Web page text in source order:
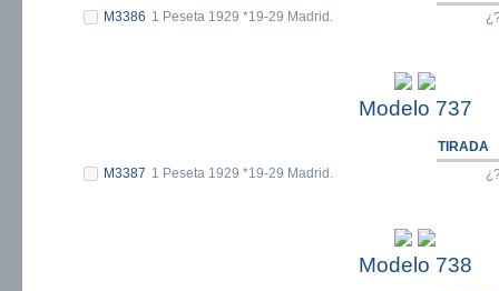
M3386 1 Peseta 1929 *19-29 Madrid.
Modelo 737
TIRADA
M3387 1 Peseta 1929 *19-29 Madrid.
Modelo 738